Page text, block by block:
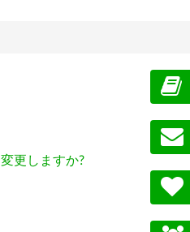
変更しますか?